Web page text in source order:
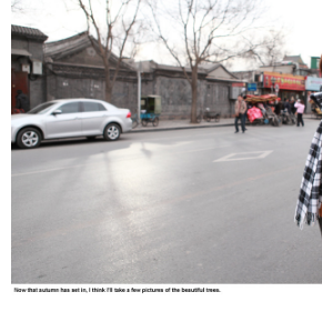
ATM／網路銀行／等多元方式進行付款，方視為交
※ 請注意：結帳手續完成當下不需立刻繳費，但若
購買商品的店家。未經商家同意取消之訂單仍視為
後付繳納相關費用。
※ 交易是否成功請以「AFTEE先享後付 」之結
是否繳費成功／繳費後需取消欲退款等相關疑問
客戶支援中心」https://
１．透過由恩沛科技股份有限公司提供之「
易，需依本服務之必要範圍內提供個人資料，並
權轉讓予恩沛科技股份有限公司。
２．關於個人資料處理事宜，請瀏覽以下網址：
https://aftee.tw/terms/#terms3
３．未成年的使用者請事先徵得法定代理人或監護
7-11付款取貨
每筆NT$80，滿NT$1,800(含以上)免運費
先付款後7-11取貨
每筆NT$80，滿NT$1,800(含以上)免運費
每筆NT$120，滿NT$3,000(含以上)免運費